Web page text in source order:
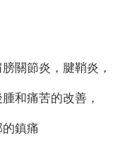
關節炎，腱鞘炎，
和痛苦的改善，
鎮痛